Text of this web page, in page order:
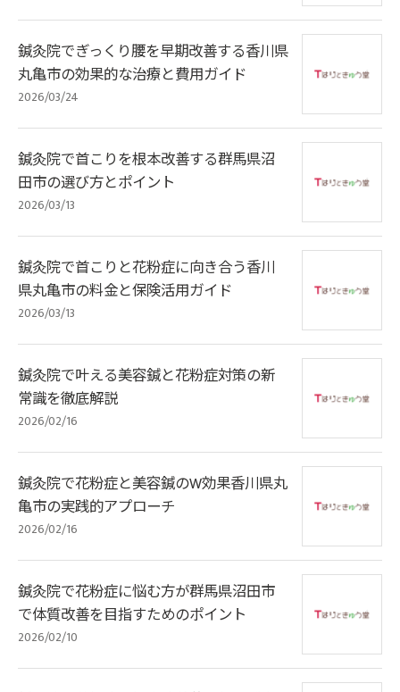
鍼灸院でぎっくり腰を早期改善する香川県
丸亀市の効果的な治療と費用ガイド
2026/03/24
鍼灸院で首こりを根本改善する群馬県沼
田市の選び方とポイント
2026/03/13
鍼灸院で首こりと花粉症に向き合う香川
県丸亀市の料金と保険活用ガイド
2026/03/13
鍼灸院で叶える美容鍼と花粉症対策の新
常識を徹底解説
2026/02/16
鍼灸院で花粉症と美容鍼のW効果香川県丸
亀市の実践的アプローチ
2026/02/16
鍼灸院で花粉症に悩む方が群馬県沼田市
で体質改善を目指すためのポイント
2026/02/10